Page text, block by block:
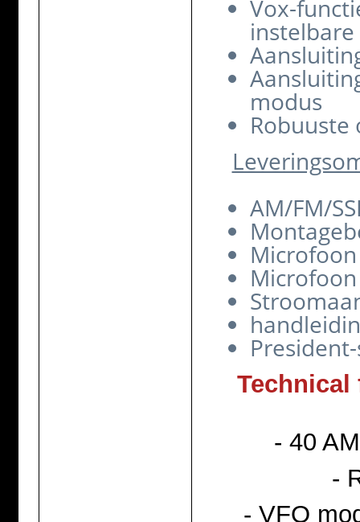
Vox-
modus
AM/FM/
Technical
- 40
-
- VFO